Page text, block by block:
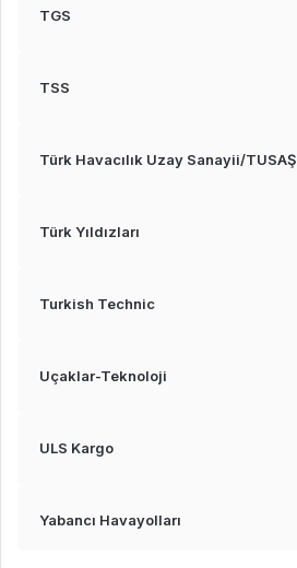
TGS
TSS
Türk Havacılık Uzay Sanayii/TUSAŞ
Türk Yıldızları
Turkish Technic
Uçaklar-Teknoloji
ULS Kargo
Yabancı Havayolları